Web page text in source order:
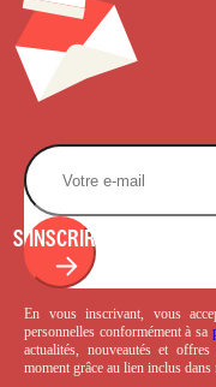
S'INSCRIRE
En vous inscrivant, vous
personnelles conformément à sa
actualités, nouveautés et
moment grâce au lien inclus dans